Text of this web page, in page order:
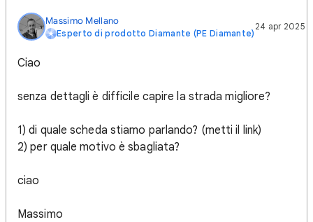
Massimo Mellano
Esperto di prodotto Diamante (PE Diamante)
24 apr 2025
Ciao
senza dettagli è difficile capire la strada migliore?
1) di quale scheda stiamo parlando? (metti il link)
2) per quale motivo è sbagliata?
ciao
Massimo